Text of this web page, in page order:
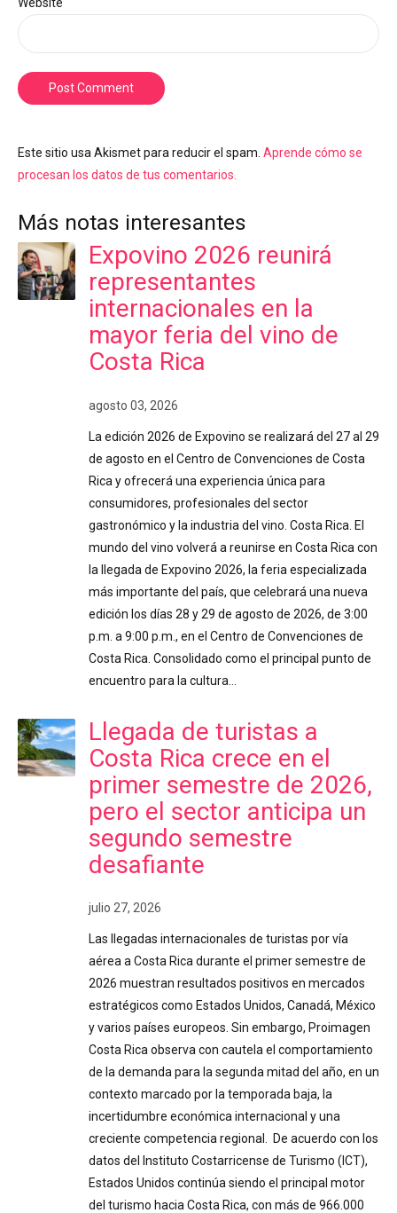
Post Comment
Este sitio usa Akismet para reducir el spam. Aprende cómo se
procesan los datos de tus comentarios.
Más notas interesantes
Expovino 2026 reunirá
representantes
internacionales en la
mayor feria del vino de
Costa Rica
agosto 03, 2026
La edición 2026 de Expovino se realizará del 27 al 29
de agosto en el Centro de Convenciones de Costa
Rica y ofrecerá una experiencia única para
consumidores, profesionales del sector
gastronómico y la industria del vino. Costa Rica. El
mundo del vino volverá a reunirse en Costa Rica con
la llegada de Expovino 2026, la feria especializada
más importante del país, que celebrará una nueva
edición los días 28 y 29 de agosto de 2026, de 3:00
p.m. a 9:00 p.m., en el Centro de Convenciones de
Costa Rica. Consolidado como el principal punto de
encuentro para la cultura…
Llegada de turistas a
Costa Rica crece en el
primer semestre de 2026,
pero el sector anticipa un
segundo semestre
desafiante
julio 27, 2026
Las llegadas internacionales de turistas por vía
aérea a Costa Rica durante el primer semestre de
2026 muestran resultados positivos en mercados
estratégicos como Estados Unidos, Canadá, México
y varios países europeos. Sin embargo, Proimagen
Costa Rica observa con cautela el comportamiento
de la demanda para la segunda mitad del año, en un
contexto marcado por la temporada baja, la
incertidumbre económica internacional y una
creciente competencia regional. De acuerdo con los
datos del Instituto Costarricense de Turismo (ICT),
Estados Unidos continúa siendo el principal motor
del turismo hacia Costa Rica, con más de 966.000